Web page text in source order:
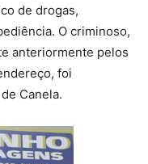
de drogas,
O criminoso,
anteriormente pelos
foi
Canela.